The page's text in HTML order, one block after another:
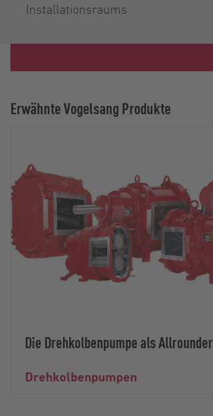
Installationsraums
Erwähnte Vogelsang Produkte
Die Drehkolbenpumpe als Allrounder
Drehkolbenpumpen